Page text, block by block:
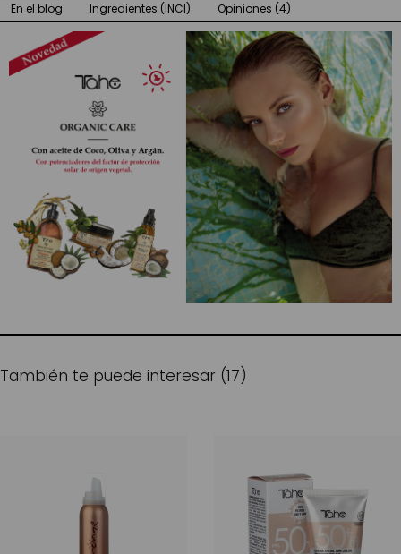
En el blog
Ingredientes (INCI) Opiniones (4)
También te puede interesar (17)